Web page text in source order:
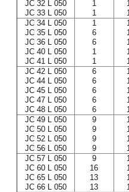
JC 32 L 050
JC 33 L 050
1
1
JC 34 L 050
JC 35 L 050
JC 36 L 050
JC 40 L 050
JC 41 L 050
1
6
6
1
1
JC 42 L 050
JC 44 L 050
JC 45 L 050
JC 47 L 050
JC 48 L 050
6
6
6
6
6
JC 49 L 050
JC 50 L 050
JC 52 L 050
JC 56 L 050
9
9
9
9
JC 57 L 050
JC 60 L 050
JC 65 L 050
JC 66 L 050
9
16
13
13